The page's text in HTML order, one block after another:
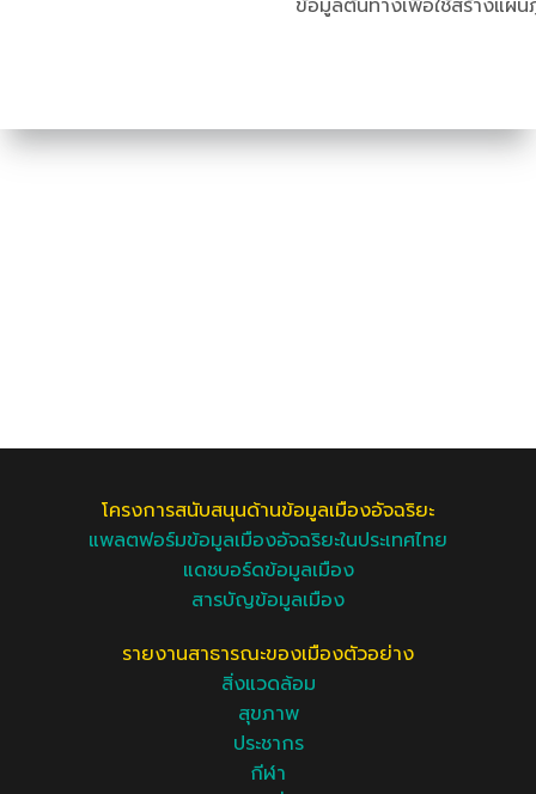
ข้อมูลต้นทางเพื่อใช้สร้างแผ
โครงการสนับสนุนด้านข้อมูลเมืองอัจฉริยะ
แพลตฟอร์มข้อมูลเมืองอัจฉริยะในประเทศไทย
แดชบอร์ดข้อมูลเมือง
สารบัญข้อมูลเมือง
รายงานสาธารณะของเมืองตัวอย่าง
สิ่งแวดล้อม
สุขภาพ
ประชากร
กีฬา